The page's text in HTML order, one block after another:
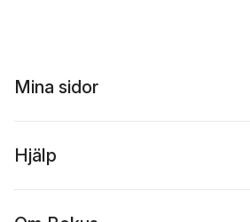
Mina sidor
Hjälp